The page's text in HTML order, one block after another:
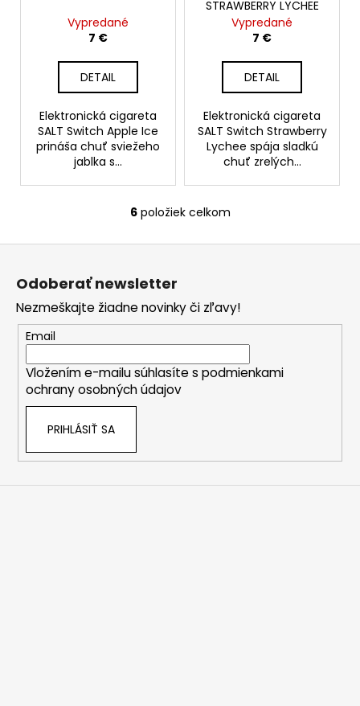
Vypredané
7 €
DETAIL
Elektronická cigareta
SALT Switch Apple Ice
prináša chuť sviežeho
jablka s...
STRAWBERRY LYCHEE
Vypredané
7 €
DETAIL
Elektronická cigareta
SALT Switch Strawberry
Lychee spája sladkú
chuť zrelých...
O
v
a
c
i
e
p
r
v
ý
6položiek celkom
Z
Odoberať newsletter
Nezmeškajte žiadne novinky či zľavy!
Email
Vložením e-mailu súhlasíte s podmienkami
ochrany osobných údajov
PRIHLÁSIŤ SA